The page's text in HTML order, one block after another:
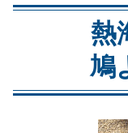
熱
鳩